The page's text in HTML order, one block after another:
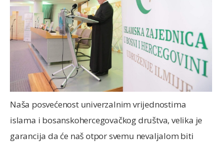
Naša posvećenost univerzalnim vrijednostima
islama i bosanskohercegovačkog društva, velika je
garancija da će naš otpor svemu nevaljalom biti